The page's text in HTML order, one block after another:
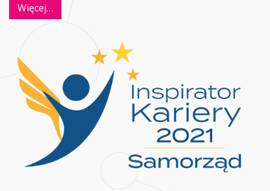
Więcej…